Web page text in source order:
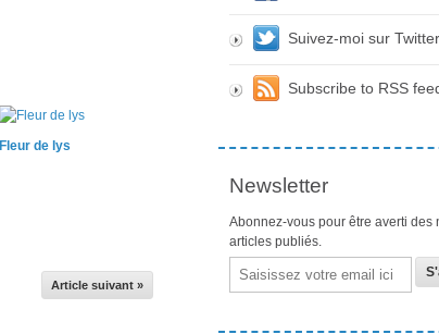
Fleur de lys
Article suivant »
Suivez-moi sur Twitter
Subscribe to RSS
Newsletter
Abonnez-vous pour être averti des
articles publiés.
Email